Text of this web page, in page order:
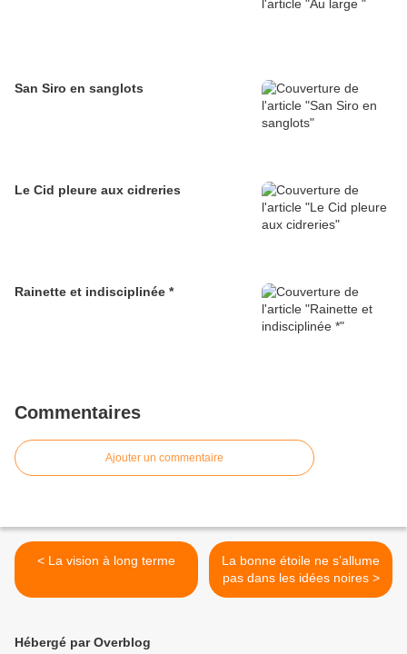
San Siro en sanglots
Le Cid pleure aux cidreries
Rainette et indisciplinée *
Commentaires
Ajouter un commentaire
< La vision à long terme
La bonne étoile ne s’allume
pas dans les idées noires >
Hébergé par Overblog